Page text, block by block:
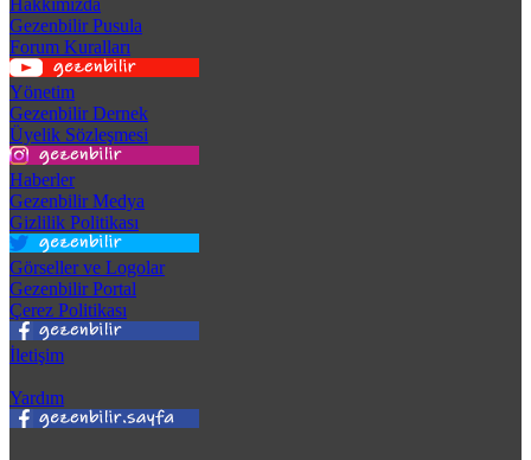
Gezenbilir Pusula
Forum Kuralları
Yönetim
Gezenbilir Dernek
Üyelik Sözleşmesi
Haberler
Gezenbilir Medya
Gizlilik Politikası
Görseller ve Logolar
Gezenbilir Portal
Çerez Politikası
İletişim
Yardım